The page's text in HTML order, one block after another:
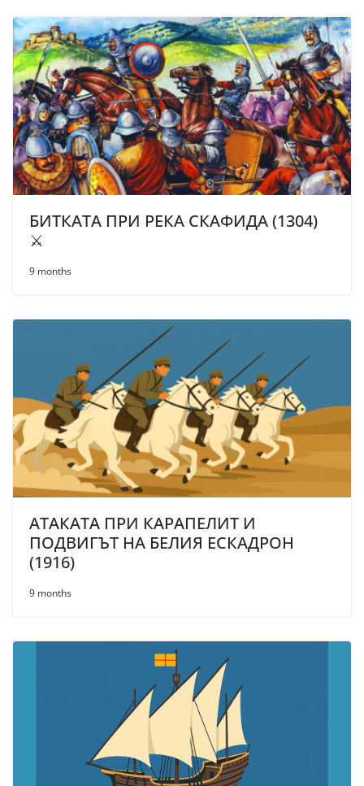
БИТКАТА ПРИ РЕКА СКАФИДА (1304)
⚔️
9 months
АТАКАТА ПРИ КАРАПЕЛИТ И
ПОДВИГЪТ НА БЕЛИЯ ЕСКАДРОН
(1916)
9 months